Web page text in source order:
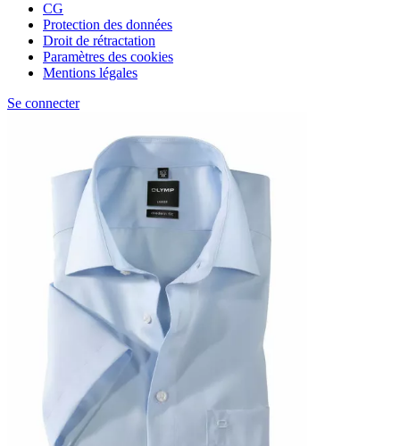
CG
Protection des données
Droit de rétractation
Paramètres des cookies
Mentions légales
Se connecter